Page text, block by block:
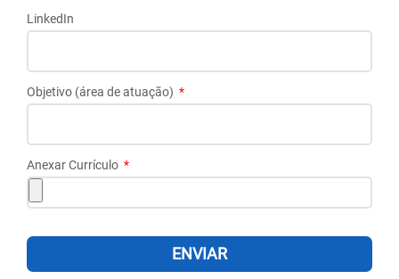
LinkedIn
Objetivo (área de atuação)
Anexar Currículo
ENVIAR